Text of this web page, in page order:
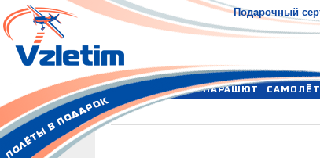
Подарочный
ПАРАШЮТ САМОЛЁТ